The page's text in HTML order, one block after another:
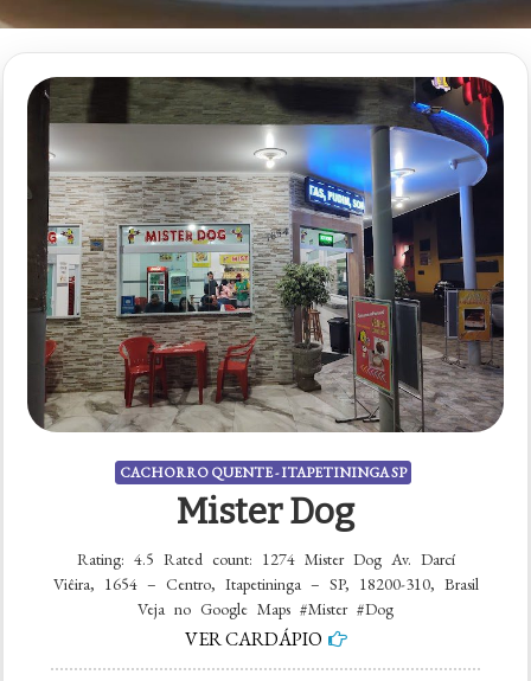
CACHORRO QUENTE - ITAPETININGA SP
Mister Dog
Rating: 4.5 Rated count: 1274 Mister Dog Av. Darcí
Viêira, 1654 – Centro, Itapetininga – SP, 18200-310, Brasil
Veja no Google Maps #Mister #Dog
VER CARDÁPIO